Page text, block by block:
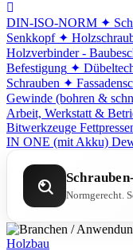
DIN-ISO-NORM ✦
Senkkopf ✦
Holzverbinder -
Befestigung ✦
Schrauben ✦
Gewinde (bohren &
Arbeit, Werkstatt &
Bitwerkzeuge
IN ONE (mit Akku)
Normgerecht.
Holzbau